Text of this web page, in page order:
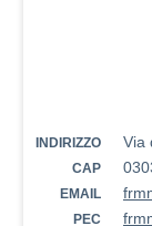
INDIRIZZO Via
CAP
EMAIL
PEC